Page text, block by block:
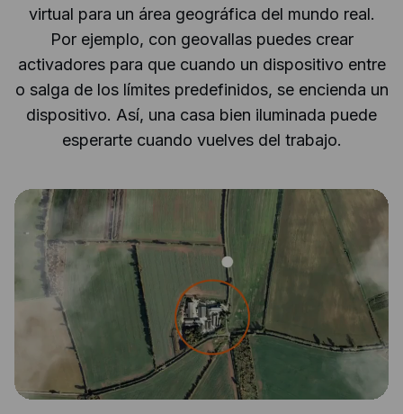
virtual para un área geográfica del mundo real.
Por ejemplo, con geovallas puedes crear
activadores para que cuando un dispositivo entre
o salga de los límites predefinidos, se encienda un
dispositivo. Así, una casa bien iluminada puede
esperarte cuando vuelves del trabajo.